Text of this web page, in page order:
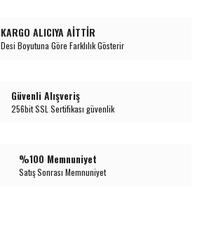
KARGO ALICIYA AİTTİR
Desi Boyutuna Göre Farklılık Gösterir
Güvenli Alışveriş
256bit SSL Sertifikası güvenlik
%100 Memnuniyet
Satış Sonrası Memnuniyet